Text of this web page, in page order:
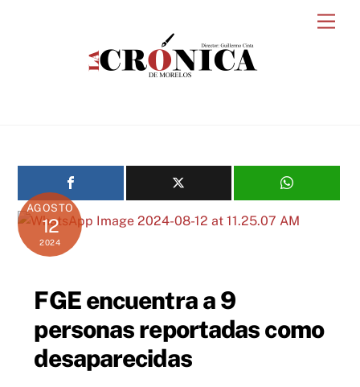
AGOSTO
12
2024
FGE encuentra a 9
personas reportadas como
desaparecidas